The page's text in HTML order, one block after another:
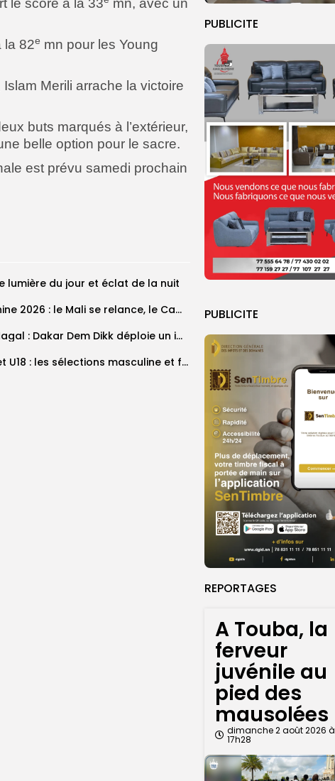
PUBLICITE
PUBLICITE
REPORTAGES
A Touba, la
ferveur
juvénile au
pied des
mausolées
dimanche 2 août 2026 à
17h28
la 82e mn pour les Young
Merili arrache la victoire
buts marqués à l’extérieur,
belle option pour le sacre.
est prévu samedi prochain
lumière du jour et éclat de la nuit
‎CAN Féminine 2026 : le Mali se relance, le Cameroun domine le...
Retour du Magal : Dakar Dem Dikk déploie un important dispositif pour...
‎Afrobasket U18 : les sélections masculine et féminine du Sénégal fixées sur...